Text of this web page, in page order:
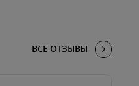
ВСЕ ОТЗЫВЫ